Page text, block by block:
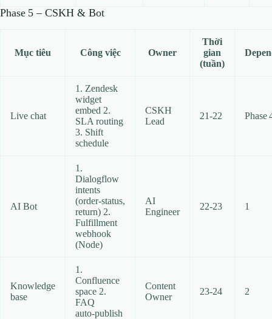
Phase 5 – CSKH & Bot
Mục tiêu Công việc Owner
Thời
gian
(tuần)
Live chat
1. Zendesk
widget
embed 2.
SLA routing
3. Shift
schedule
CSKH
Lead
21‑22 Phase
AI Bot
1.
Dialogflow
intents
(order‑status,
return) 2.
Fulfillment
webhook
(Node)
AI
Engineer
22‑23 1
Knowledge
base
1.
Confluence
space 2.
FAQ
auto‑publish
Content
Owner
23‑24 2